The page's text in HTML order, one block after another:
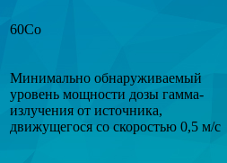
60Co
Минимально обнаруживаемый
уровень мощности дозы гамма-
излучения от источника,
движущегося со скоростью 0,5 м/с